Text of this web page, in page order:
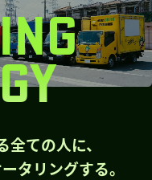
ての人に、
タリングする。